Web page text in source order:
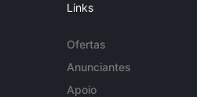
Links
Ofertas
Anunciantes
Apoio